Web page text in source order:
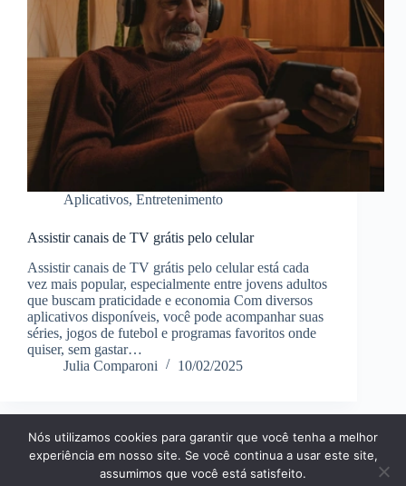
Aplicativos, Entretenimento
Assistir canais de TV grátis pelo celular
Assistir canais de TV grátis pelo celular está cada
vez mais popular, especialmente entre jovens adultos
que buscam praticidade e economia Com diversos
aplicativos disponíveis, você pode acompanhar suas
séries, jogos de futebol e programas favoritos onde
quiser, sem gastar…
Julia Comparoni
10/02/2025
Página Inícial Dicas
Aplicativos
Entretenimento
Finanças Notícias
Tecnologia
Nós utilizamos cookies para garantir que você tenha a melhor
experiência em nosso site. Se você continua a usar este site,
assumimos que você está satisfeito.